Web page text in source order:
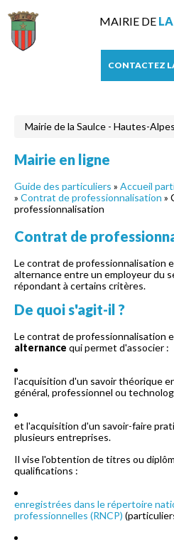
MAIRIE DE
CONTACTEZ
Mairie de la Saulce - Hautes-
Mairie en ligne
Guide des particuliers » Accueil
» Contrat de professionnalisation »
professionnalisation
Contrat de
Le contrat de professionnalisation
alternance entre un employeur du
répondant à certains critères.
De quoi s'agit-il ?
Le contrat de professionnalisation
alternance qui permet d'associer :
l'acquisition d'un savoir théorique
général, professionnel ou
et l'acquisition d'un savoir-faire
plusieurs entreprises.
Il vise l'obtention de titres ou
qualifications :
enregistrées dans le répertoire
professionnelles (RNCP)